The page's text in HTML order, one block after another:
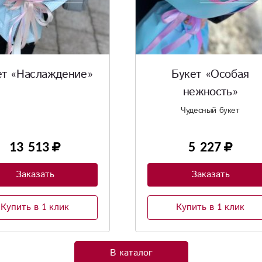
«Особая
5 227
Заказать
Купить в 1 клик
Букет «Яркий день»
6 854
Заказать
Купить в 1 клик
В каталог